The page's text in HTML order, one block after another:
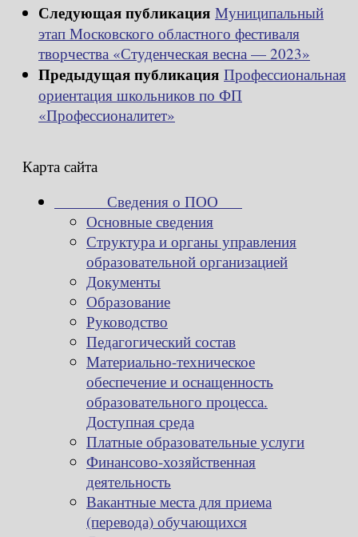
Следующая публикация Муниципальный
этап Московского областного фестиваля
творчества «Студенческая весна — 2023»
Предыдущая публикация Профессиональная
ориентация школьников по ФП
«Профессионалитет»
Карта сайта
Сведения о ПОО
Основные сведения
Структура и органы управления
образовательной организацией
Документы
Образование
Руководство
Педагогический состав
Материально-техническое
обеспечение и оснащенность
образовательного процесса.
Доступная среда
Платные образовательные услуги
Финансово-хозяйственная
деятельность
Вакантные места для приема
(перевода) обучающихся